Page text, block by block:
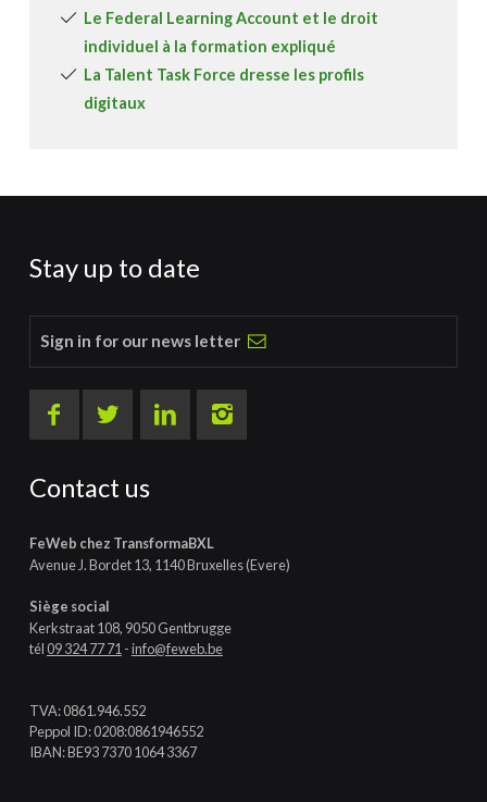
Le Federal Learning Account et le droit
individuel à la formation expliqué
La Talent Task Force dresse les profils
digitaux
Stay up to date
Sign in for our news letter
Contact us
FeWeb chez TransformaBXL
Avenue J. Bordet 13, 1140 Bruxelles (Evere)
Siège social
Kerkstraat 108, 9050 Gentbrugge
tél09 324 77 71 -info@feweb.be
TVA: 0861.946.552
Peppol ID: 0208:0861946552
IBAN: BE93 7370 1064 3367